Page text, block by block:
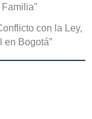
con la Ley,
en Bogotá”